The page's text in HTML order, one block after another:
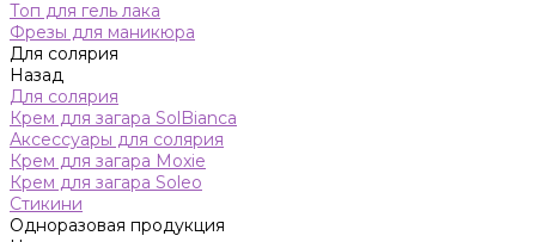
Топ для гель лака
Фрезы для маникюра
Для солярия
Назад
Для солярия
Крем для загара SolBianca
Аксессуары для солярия
Крем для загара Moxie
Крем для загара Soleo
Стикини
Одноразовая продукция